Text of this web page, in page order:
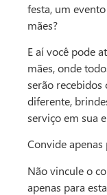
festa, um
mães?
E aí você pode
mães, onde
serão recebidos
diferente,
serviço em sua
Convide
Não vincule o
apenas para